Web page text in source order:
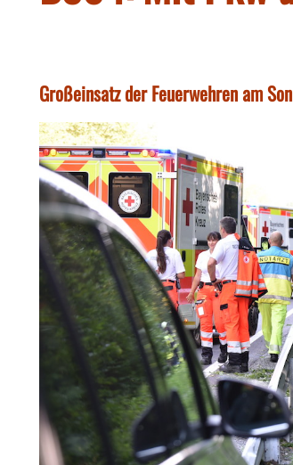
Großeinsatz der Feuerwehren am